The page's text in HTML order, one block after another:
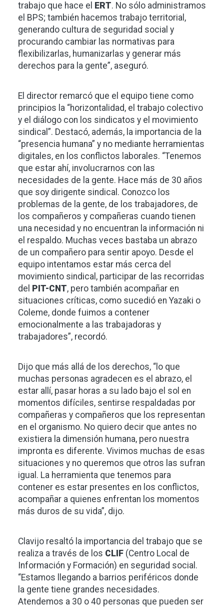
trabajo que hace el
ERT. No sólo administramos
el BPS; también hacemos trabajo territorial,
generando cultura de seguridad social y
procurando cambiar las normativas para
flexibilizarlas, humanizarlas y generar más
derechos para la gente”, aseguró.
El director remarcó que el equipo tiene como
principios la “horizontalidad, el trabajo colectivo
y el diálogo con los sindicatos y el movimiento
sindical”. Destacó, además, la importancia de la
“presencia humana” y no mediante herramientas
digitales, en los conflictos laborales. “Tenemos
que estar ahí, involucrarnos con las
necesidades de la gente. Hace más de 30 años
que soy dirigente sindical. Conozco los
problemas de la gente, de los trabajadores, de
los compañeros y compañeras cuando tienen
una necesidad y no encuentran la información ni
el respaldo. Muchas veces bastaba un abrazo
de un compañero para sentir apoyo. Desde el
equipo intentamos estar más cerca del
movimiento sindical, participar de las recorridas
del
PIT-CNT, pero también acompañar en
situaciones críticas, como sucedió en Yazaki o
Coleme, donde fuimos a contener
emocionalmente a las trabajadoras y
trabajadores”, recordó.
Dijo que más allá de los derechos, “lo que
muchas personas agradecen es el abrazo, el
estar allí, pasar horas a su lado bajo el sol en
momentos difíciles, sentirse respaldadas por
compañeras y compañeros que los representan
en el organismo. No quiero decir que antes no
existiera la dimensión humana, pero nuestra
impronta es diferente. Vivimos muchas de esas
situaciones y no queremos que otros las sufran
igual. La herramienta que tenemos para
contener es estar presentes en los conflictos,
acompañar a quienes enfrentan los momentos
más duros de su vida”, dijo.
Clavijo resaltó la importancia del trabajo que se
realiza a través de los CLIF (Centro Local de
Información y Formación) en seguridad social.
“Estamos llegando a barrios periféricos donde
la gente tiene grandes necesidades.
Atendemos a 30 o 40 personas que pueden ser